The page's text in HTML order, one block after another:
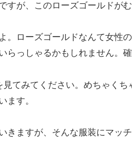
すが、このローズゴールドが
。ローズゴールドなんて女性
らっしゃるかもしれません。
てみてください。めちゃくち
ます。
きますが、そんな服装にマッ